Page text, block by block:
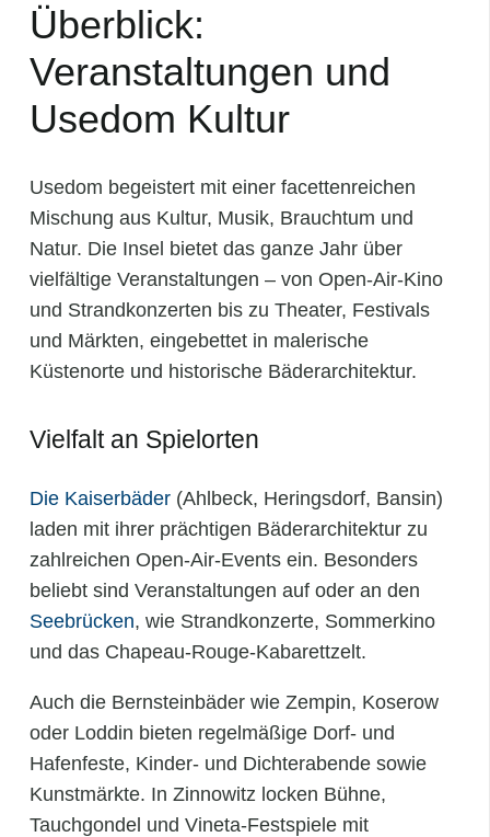
Überblick:
Veranstaltungen und
Usedom Kultur
Usedom begeistert mit einer facettenreichen
Mischung aus Kultur, Musik, Brauchtum und
Natur. Die Insel bietet das ganze Jahr über
vielfältige Veranstaltungen – von Open‑Air‑Kino
und Strandkonzerten bis zu Theater, Festivals
und Märkten, eingebettet in malerische
Küstenorte und historische Bäderarchitektur.
Vielfalt an Spielorten
Die Kaiserbäder (Ahlbeck, Heringsdorf, Bansin)
laden mit ihrer prächtigen Bäderarchitektur zu
zahlreichen Open-Air‑Events ein. Besonders
beliebt sind Veranstaltungen auf oder an den
Seebrücken, wie Strandkonzerte, Sommerkino
und das Chapeau-Rouge-Kabarettzelt.
Auch die Bernsteinbäder wie Zempin, Koserow
oder Loddin bieten regelmäßige Dorf‑ und
Hafenfeste, Kinder‑ und Dichterabende sowie
Kunstmärkte. In Zinnowitz locken Bühne,
Tauchgondel und Vineta‑Festspiele mit